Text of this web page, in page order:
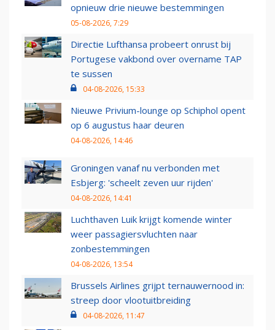
opnieuw drie nieuwe bestemmingen
05-08-2026, 7:29
Directie Lufthansa probeert onrust bij
Portugese vakbond over overname TAP
te sussen
04-08-2026, 15:33
Nieuwe Privium-lounge op Schiphol opent
op 6 augustus haar deuren
04-08-2026, 14:46
Groningen vanaf nu verbonden met
Esbjerg: 'scheelt zeven uur rijden'
04-08-2026, 14:41
Luchthaven Luik krijgt komende winter
weer passagiersvluchten naar
zonbestemmingen
04-08-2026, 13:54
Brussels Airlines grijpt ternauwernood in:
streep door vlootuitbreiding
04-08-2026, 11:47